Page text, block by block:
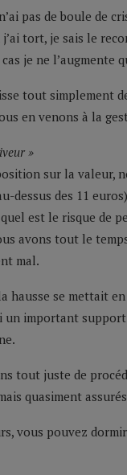
pas de boule de
j’ai tort, je sais le
je ne l’augmente
tout simplement
en venons à la
»
sur la
dessus des 11
est le risque de
avons tout le
mal.
hausse se mettait
un important
tout juste de
quasiment
vous pouvez